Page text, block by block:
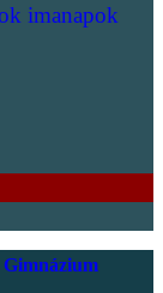
imanapok